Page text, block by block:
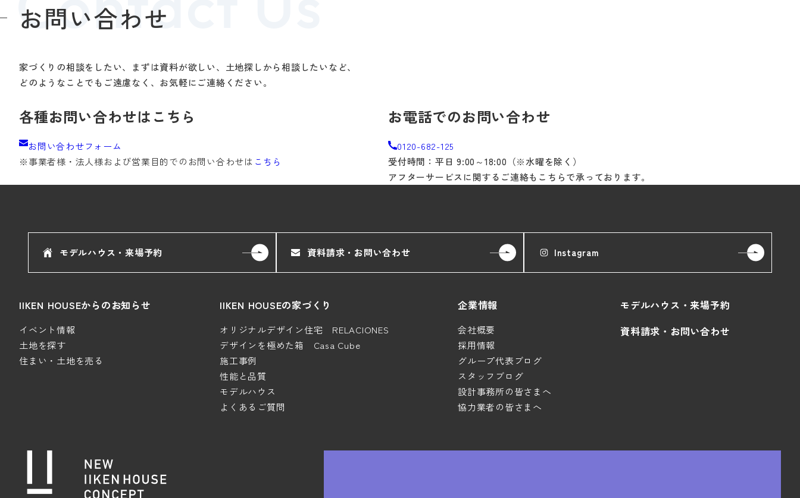
お問い合わせ
家づくりの相談をしたい、まずは資料が欲しい、土地探しから相談したいなど、
どのようなことでもご遠慮なく、お気軽にご連絡ください。
各種お問い合わせはこちら
お問い合わせフォーム
※事業者様・法人様および営業目的でのお問い合わせは こちら
お電話でのお問い合わせ
0120-682-125
受付時間：平日 9:00～18:00（※水曜を除く）
アフターサービスに関するご連絡もこちらで承っております。
モデルハウス・来場予約 資料請求・お問い合わせ Instagram
IIKEN HOUSEからのお知らせ
イベント情報
土地を探す
住まい・土地を売る
IIKEN HOUSEの家づくり
オリジナルデザイン住宅 RELACIONES
デザインを極めた箱 Casa Cube
施工事例
性能と品質
モデルハウス
よくあるご質問
企業情報
会社概要
採用情報
グループ代表ブログ
スタッフブログ
設計事務所の皆さまへ
協力業者の皆さまへ
モデルハウス・来場予約
資料請求・お問い合わせ